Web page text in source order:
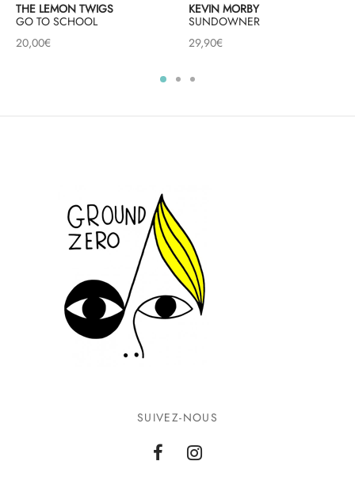
THE LEMON TWIGS
GO TO SCHOOL
20,00€
KEVIN MORBY
SUNDOWNER
29,90€
SUIVEZ-NOUS